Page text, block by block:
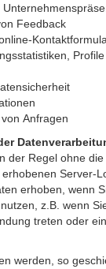
Feedback
Profile
Anfragen
der Regel ohne
Server-
erhoben, wenn
z.B. wenn
treten oder
werden, so